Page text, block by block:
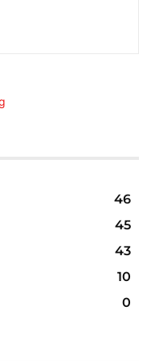
46
45
43
10
0